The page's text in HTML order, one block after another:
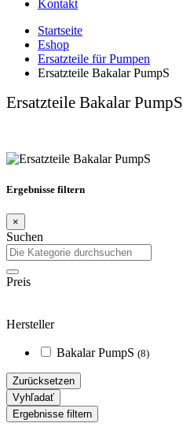
Kontakt
Startseite
Eshop
Ersatzteile für Pumpen
Ersatzteile Bakalar PumpS
Ersatzteile Bakalar PumpS
Ergebnisse filtern
×
Suchen
Preis
Hersteller
Bakalar PumpS (8)
Zurücksetzen
Vyhľadať
Ergebnisse filtern